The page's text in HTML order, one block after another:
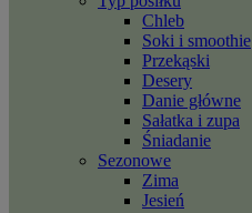
Chleb
Soki i smoothie
Przekąski
Desery
Danie główne
Sałatka i zupa
Śniadanie
Sezonowe
Zima
Jesień